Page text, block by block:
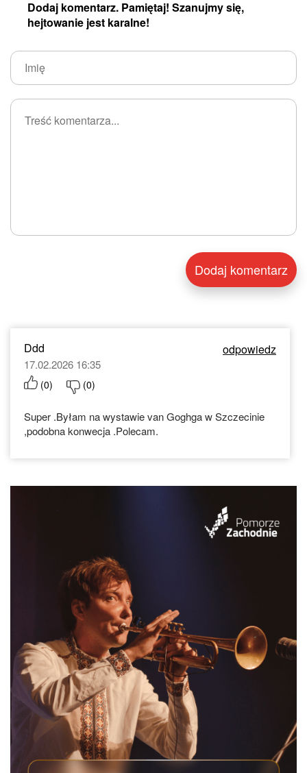
Dodaj komentarz. Pamiętaj! Szanujmy się,
hejtowanie jest karalne!
Ddd odpowiedz
17.02.2026 16:35
(0) (0)
Super .Byłam na wystawie van Goghga w Szczecinie
,podobna konwecja .Polecam.